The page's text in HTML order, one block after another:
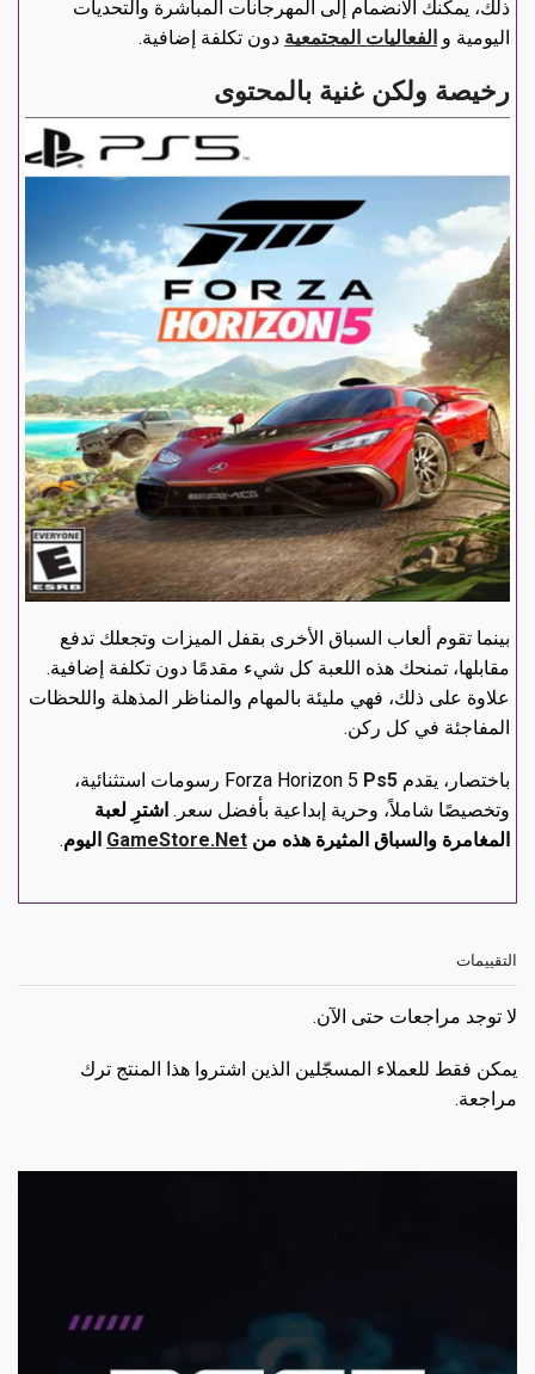
ذلك، يمكنك الانضمام إلى المهرجانات المباشرة والتحديات
اليومية و الفعاليات المجتمعية دون تكلفة إضافية.
رخيصة ولكن غنية بالمحتوى
بينما تقوم ألعاب السباق الأخرى بقفل الميزات وتجعلك تدفع
مقابلها، تمنحك هذه اللعبة كل شيء مقدمًا دون تكلفة إضافية.
علاوة على ذلك، فهي مليئة بالمهام والمناظر المذهلة واللحظات
المفاجئة في كل ركن.
باختصار، يقدم Forza Horizon 5 Ps5
رسومات استثنائية،
وتخصيصًا شاملاً، وحرية إبداعية بأفضل سعر. اشترِ لعبة
المغامرة والسباق المثيرة هذه من GameStore.Net اليوم.
التقييمات
لا توجد مراجعات حتى الآن.
يمكن فقط للعملاء المسجّلين الذين اشتروا هذا المنتج ترك
مراجعة.